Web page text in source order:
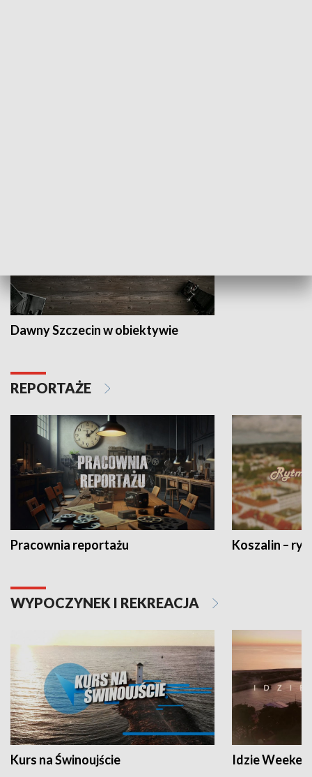
Dawny Szczecin w obiektywie
REPORTAŻE
Pracownia reportażu Koszalin –
WYPOCZYNEK I REKREACJA
Kurs na Świnoujście Idzie